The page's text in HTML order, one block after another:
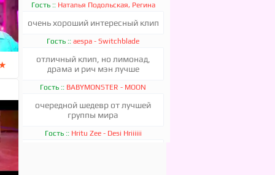
★ ★ ★ ★ ★
4 Strings, Sadrican - Take Me Away
Гость :: Наталья Подольская, Регина
очень хороший интересный клип
Гость :: aespa - Switchblade
отличный клип, но лимонад,
драма и рич мэн лучше
Гость :: BABYMONSTER - MOON
очередной шедевр от лучшей
группы мира
Гость :: Hritu Zee - Desi Hriiiiii